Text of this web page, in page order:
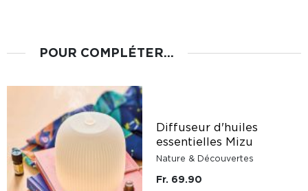
POUR COMPLÉTER...
Diffuseur d'huiles
essentielles Mizu
Nature & Découvertes
Fr. 69.90